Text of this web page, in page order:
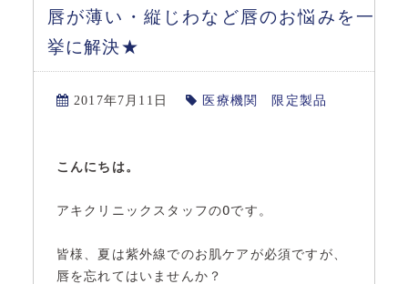
唇が薄い・縦じわなど唇のお悩みを一
挙に解決★
2017年7月11日 医療機関 限定製品
こんにちは。
アキクリニックスタッフのOです。
皆様、夏は紫外線でのお肌ケアが必須ですが、
唇を忘れてはいませんか？